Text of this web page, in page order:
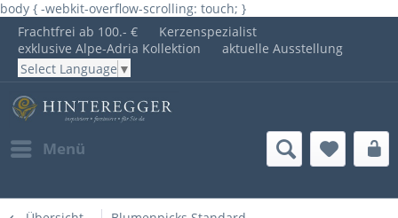
body { -webkit-overflow-scrolling: touch; }
Frachtfrei ab 100.- €
Kerzenspezialist
exklusive Alpe-Adria Kollektion
aktuelle Ausstellung
Select Language ▼
Menü